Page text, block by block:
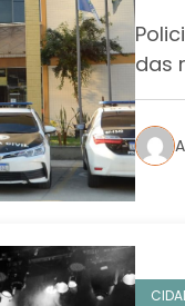
das